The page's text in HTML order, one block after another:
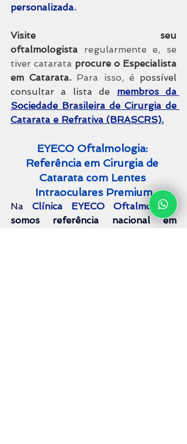
personalizada.
Visite seu
oftalmologista regularmente e, se
tiver catarata procure o Especialista
em Catarata. Para isso, é possível
consultar a lista de membros da
Sociedade Brasileira de Cirurgia de
Catarata e Refrativa (BRASCRS).
EYECO Oftalmologia:
Referência em Cirurgia de
Catarata com Lentes
Intraoculares Premium
Na Clínica EYECO Oftalmologia
,
somos referência nacional em